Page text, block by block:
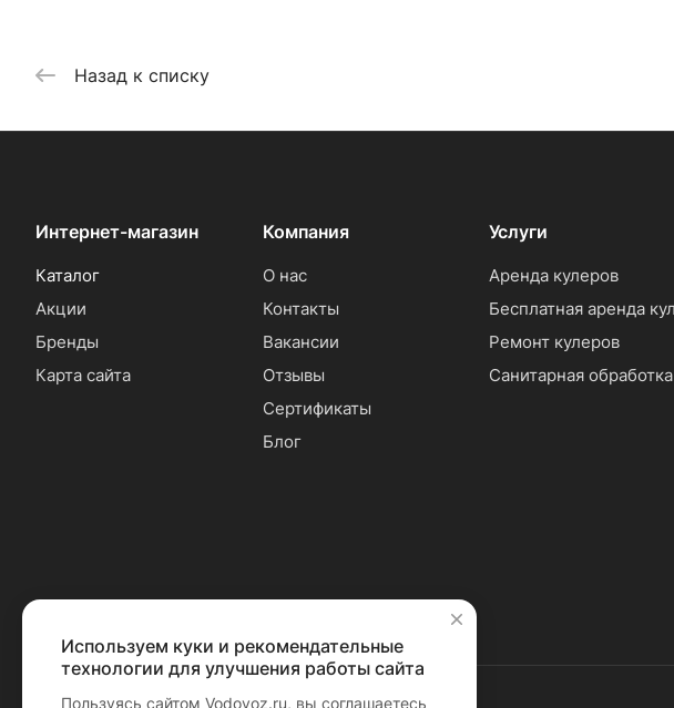
Назад к списку
Интернет-магазин
Каталог
Акции
Бренды
Карта сайта
Компания
О нас
Контакты
Вакансии
Отзывы
Сертификаты
Блог
Услуги
Аренда кулеров
Бесплатная аренда
Ремонт кулеров
Санитарная обработка
✕
Используем куки и рекомендательные
технологии для улучшения работы сайта
Пользуясь сайтом Vodovoz.ru, вы соглашаетесь